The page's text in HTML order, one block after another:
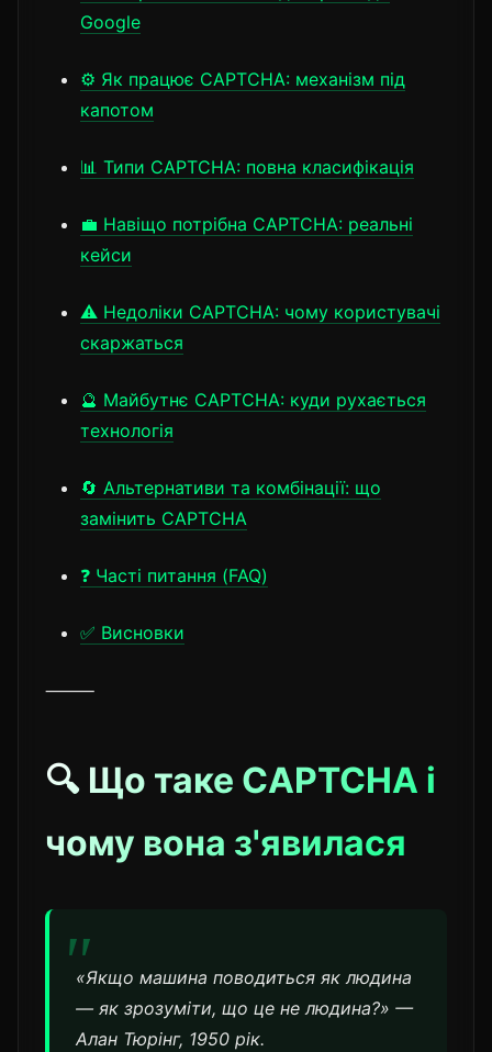
Google
⚙️ Як працює CAPTCHA: механізм під
капотом
📊 Типи CAPTCHA: повна класифікація
💼 Навіщо потрібна CAPTCHA: реальні
кейси
⚠️ Недоліки CAPTCHA: чому користувачі
скаржаться
🔮 Майбутнє CAPTCHA: куди рухається
технологія
🔄 Альтернативи та комбінації: що
замінить CAPTCHA
❓ Часті питання (FAQ)
✅ Висновки
⸻
🔍 Що таке CAPTCHA і
чому вона з'явилася
«Якщо машина поводиться як людина
— як зрозуміти, що це не людина?» —
Алан Тюрінг, 1950 рік.